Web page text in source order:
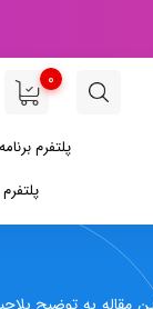
0
پلتفرم